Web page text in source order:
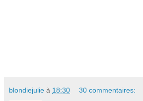
blondiejulie à 18:30 30 commentaires: